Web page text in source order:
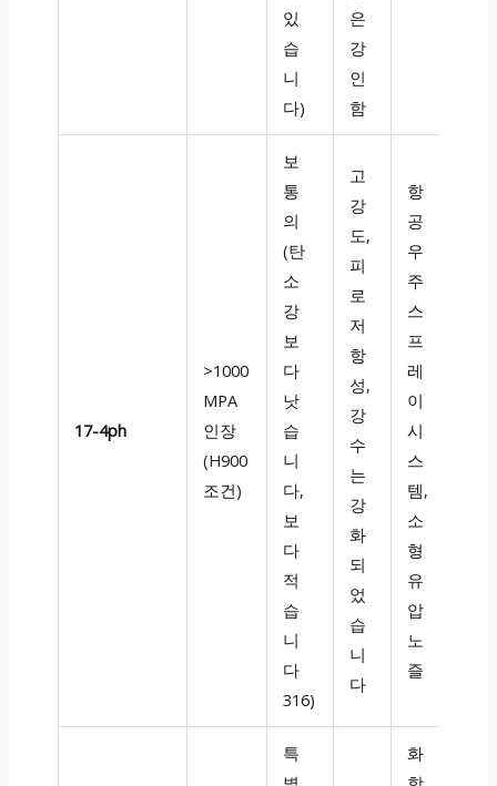
있
습
니
다)
은
강
인
함
17-4ph
>1000
MPA
인장
(H900
조건)
보
통
의
(탄
소
강
보
다
낫
습
니
다,
보
다
적
습
니
다
316)
고
강
도,
피
로
저
항
성,
강
수
는
강
화
되
었
습
니
다
항
공
우
주
스
프
레
이
시
스
템,
소
형
유
압
노
즐
특
화